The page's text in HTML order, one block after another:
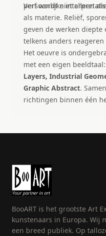
persoonlijke
Verf wordt niet alleen
als materie. Reliëf,
geven de werken diepte
telkens anders
Het oeuvre is
met een eigen beeldtaal:
Layers, Industrial
Graphic Abstract.
richtingen binnen één
BooART is het grootste Art
kunstenaars in Europa. Wij
een breed publiek. Op